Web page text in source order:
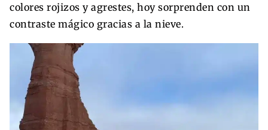
colores rojizos y agrestes, hoy sorprenden con un
contraste mágico gracias a la nieve.